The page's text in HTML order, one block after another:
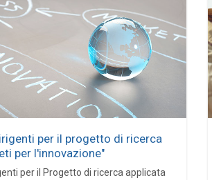
per il progetto di ricerca
per l'innovazione"
per il Progetto di ricerca applicata